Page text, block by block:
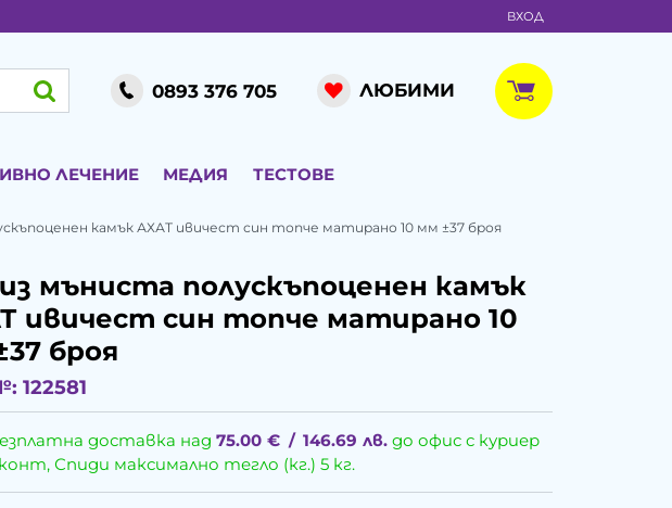
ВХОД
0893 376 705 ЛЮБИМИ
ЛЕЧЕНИЕ МЕДИЯ ТЕСТОВЕ
камък АХАТ ивичест син топче матирано 10 мм ±37 броя
мъниста полускъпоценен камък
ивичест син топче матирано 10
броя
122581
доставка над75.00 € / 146.69 лв. до офис с куриер
Спиди максимално тегло (кг.) 5 кг.